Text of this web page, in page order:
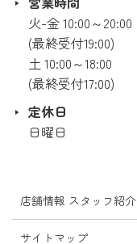
火-金 10:00～20:00
(最終受付19:00)
土 10:00～18:00
(最終受付17:00)
定休日
日曜日
店舗情報 スタッフ紹介
サイトマップ